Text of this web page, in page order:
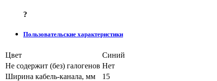
?
Пользовательские характеристики
Цвет
Синий
Не содержит (без) галогенов Нет
Ширина кабель-канала, мм
15